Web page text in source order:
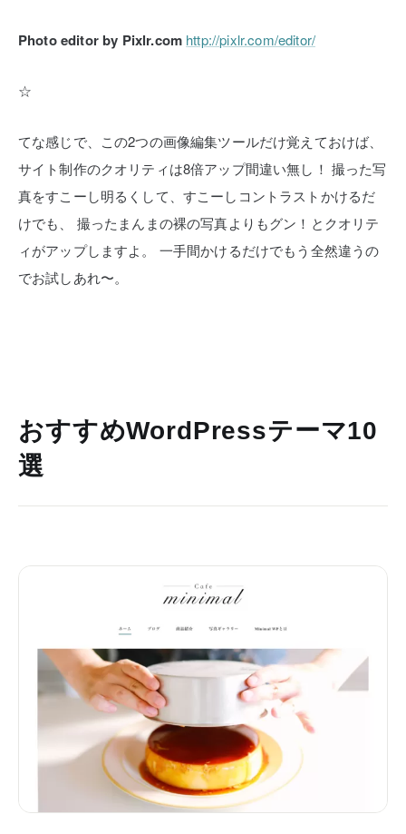
Photo editor by Pixlr.com http://pixlr.com/editor/
☆
てな感じで、この2つの画像編集ツールだけ覚えておけば、
サイト制作のクオリティは8倍アップ間違い無し！ 撮った写
真をすこーし明るくして、すこーしコントラストかけるだ
けでも、
撮ったまんまの裸の写真よりもグン！とクオリテ
ィがアップしますよ。
一手間かけるだけでもう全然違うの
でお試しあれ〜。
おすすめWordPressテーマ10
選